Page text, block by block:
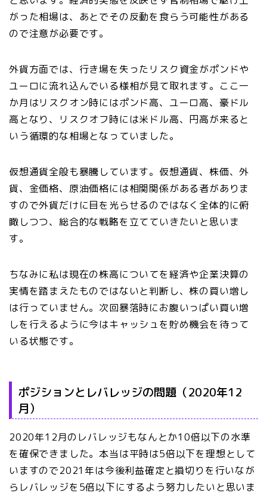
がった相場は、あとでその反動を食らう可能性がある
ので注意が必要です。
外貨方面では、行き場を失ったリスク資金がポンドや
ユーロに流れ込んでいる様相が見て取れます。ここ一
か月はリスクオン時にはポンド高、ユーロ高、豪ドル
高となり、リスクオフ時には米ドル高、円高が来ると
いう循環的な相場となっていました。
仮想通貨全般も暴騰しています。仮想通貨、株価、外
貨、金価格、原油価格には相関関係がある者がありま
すので外貨だけに目を光らせるのではなく全体的に俯
瞰しつつ、総合的な戦略を立てていきたいと思いま
す。
ちなみに私は現在の株高についてを経済や企業決算の
実情を踏まえたものではないと判断し、株の買い増し
は行っていません。次回暴落時にお腹いっぱい買い増
しを行えるように今はキャッシュを貯め機会を待って
いる状態です。
ポジションとレバレッジの問題（2020年12
月）
2020年12月のレバレッジもなんとか10倍以下の水準
を確保できました。本当は平時は5倍以下を理想として
いますので2021年は今後利益確定と損切りを行いなが
らレバレッジを5倍以下にするよう努力したいと思いま